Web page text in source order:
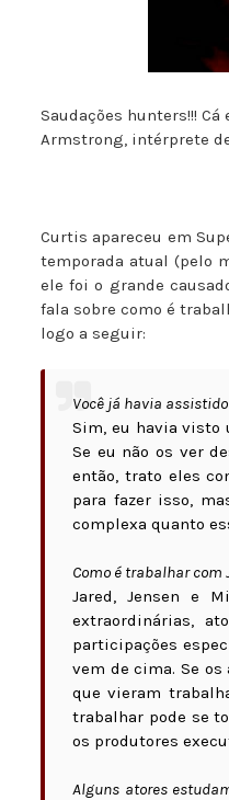
Saudações hunters!!!
Armstrong, intérprete
Curtis apareceu em
temporada atual (pelo
ele foi o grande
fala sobre como é
logo a seguir:
Você já havia
Sim, eu havia visto
Se eu não os ver
então, trato eles
para fazer isso,
complexa quanto
Como é trabalhar com
Jared, Jensen e
extraordinárias,
participações
vem de cima. Se
que vieram
trabalhar pode se
os produtores
Alguns atores